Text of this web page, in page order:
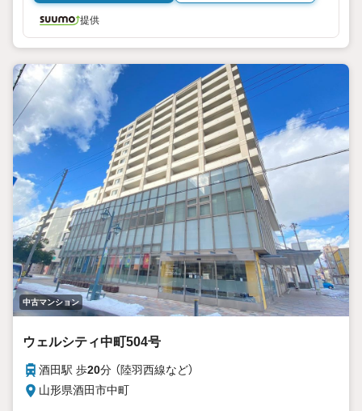
提供
中古マンション
ウェルシティ中町504号
酒田駅 歩20分 （陸羽西線など）
山形県酒田市中町